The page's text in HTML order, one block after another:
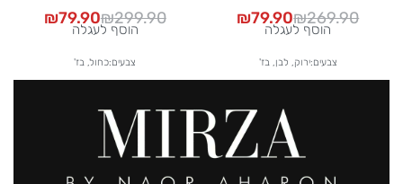
₪269.90
₪79.90
הוסף לעגלה
צבעים:ירוק, לבן, בז'
₪299.90
₪79.90
הוסף לעגלה
צבעים:כחול, בז'